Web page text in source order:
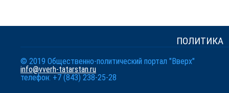
ПОЛИТИКА
© 2019 Общественно-политический портал "Вверх"
info@vverh-tatarstan.ru
телефон: +7 (843) 238-25-28